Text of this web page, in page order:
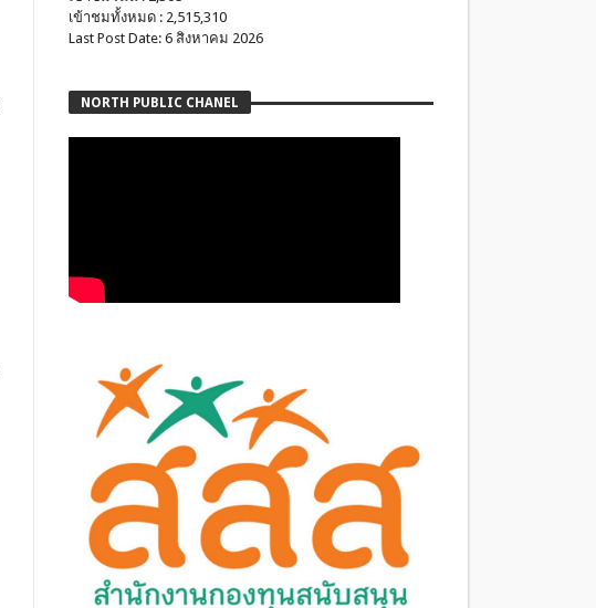
เข้าชมทั้งหมด : 2,515,310
Last Post Date: 6 สิงหาคม 2026
NORTH PUBLIC CHANEL